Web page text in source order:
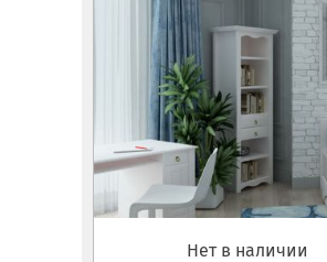
Нет в наличии